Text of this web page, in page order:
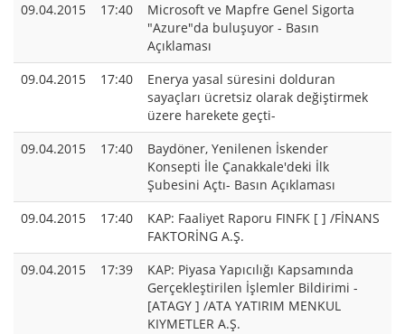
09.04.2015
17:40
Microsoft ve Mapfre Genel Sigorta
"Azure"da buluşuyor - Basın
Açıklaması
09.04.2015
17:40
Enerya yasal süresini dolduran
sayaçları ücretsiz olarak değiştirmek
üzere harekete geçti-
09.04.2015
17:40
Baydöner, Yenilenen İskender
Konsepti İle Çanakkale'deki İlk
Şubesini Açtı- Basın Açıklaması
09.04.2015
17:40
KAP: Faaliyet Raporu FINFK [ ] /FİNANS
FAKTORİNG A.Ş.
09.04.2015
17:39
KAP: Piyasa Yapıcılığı Kapsamında
Gerçekleştirilen İşlemler Bildirimi -
[ATAGY ] /ATA YATIRIM MENKUL
KIYMETLER A.Ş.